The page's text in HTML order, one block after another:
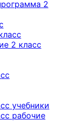
2
2 класс
учебники
рабочие